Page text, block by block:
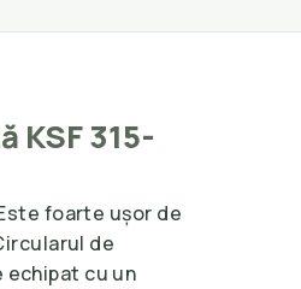
315-
foarte ușor de
de
cu un